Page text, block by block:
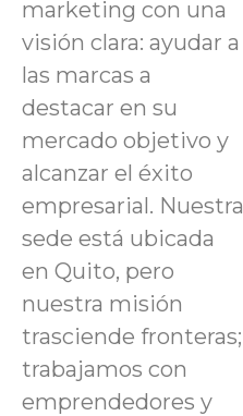
marketing con una
visión clara: ayudar a
las marcas a
destacar en su
mercado objetivo y
alcanzar el éxito
empresarial. Nuestra
sede está ubicada
en Quito, pero
nuestra misión
trasciende fronteras;
trabajamos con
emprendedores y